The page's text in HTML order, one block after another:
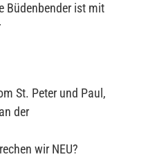
Büdenbender ist mit
St. Peter und Paul,
der
wir NEU?